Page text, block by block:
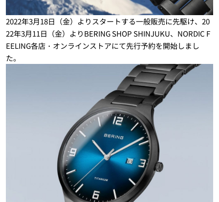
2022年3月18日（金）よりスタートする一般販売に先駆け、20
22年3月11日（金）よりBERING SHOP SHINJUKU、NORDIC F
EELING各店・オンラインストアにて先行予約を開始しまし
た。